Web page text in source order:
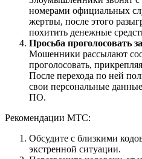
номерами официальных
жертвы, после этого
похитить денежные
Просьба проголосовать
Мошенники рассылают
проголосовать,
После перехода по ней
свои персональные
ПО.
Рекомендации МТС:
Обсудите с близкими
экстренной ситуации.